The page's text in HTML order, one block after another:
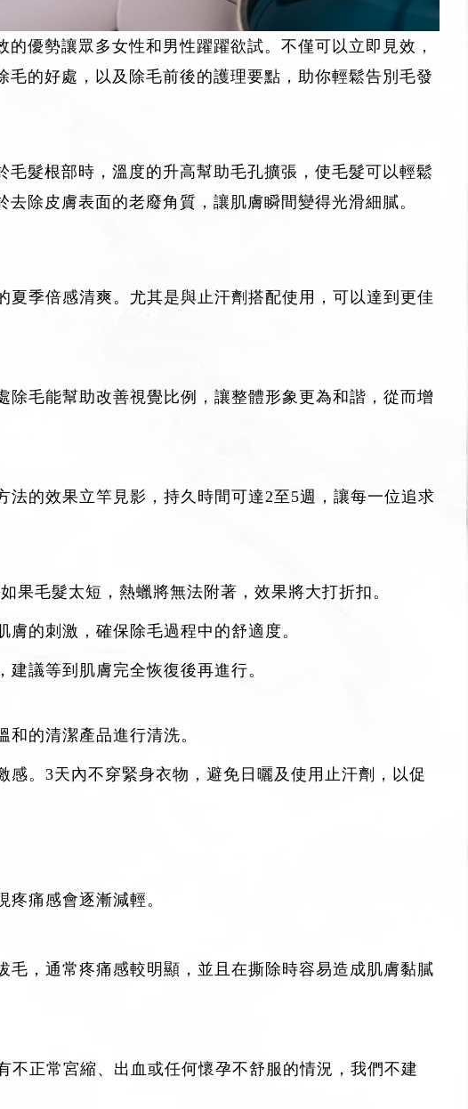
優勢讓眾多女性和男性躍躍欲試。不僅可以立即見效，
的好處，以及除毛前後的護理要點，助你輕鬆告別毛發
髮根部時，溫度的升高幫助毛孔擴張，使毛髮可以輕鬆
除皮膚表面的老廢角質，讓肌膚瞬間變得光滑細膩。
季倍感清爽。尤其是與止汗劑搭配使用，可以達到更佳
毛能幫助改善視覺比例，讓整體形象更為和諧，從而增
的效果立竿見影，持久時間可達2至5週，讓每一位追求
果毛髮太短，熱蠟將無法附著，效果將大打折扣。
的刺激，確保除毛過程中的舒適度。
議等到肌膚完全恢復後再進行。
的清潔產品進行清洗。
感。3天內不穿緊身衣物，避免日曬及使用止汗劑，以促
痛感會逐漸減輕。
，通常疼痛感較明顯，並且在撕除時容易造成肌膚黏膩
正常宮縮、出血或任何懷孕不舒服的情況，我們不建